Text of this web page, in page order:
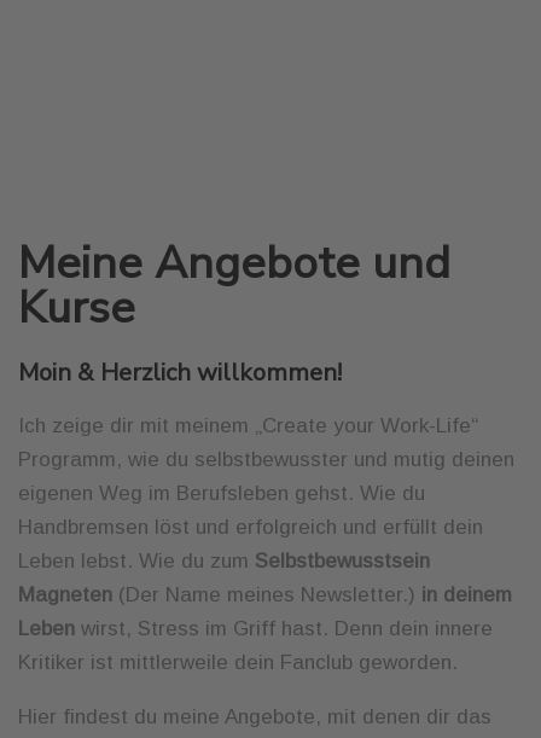
Meine Angebote und
Kurse
Moin & Herzlich willkommen!
Ich zeige dir mit meinem „Create your Work-Life“
Programm, wie du selbstbewusster und mutig deinen
eigenen Weg im Berufsleben gehst. Wie du
Handbremsen löst und erfolgreich und erfüllt dein
Leben lebst. Wie du zum Selbstbewusstsein
Magneten (Der Name meines Newsletter.) in deinem
Leben wirst, Stress im Griff hast. Denn dein innere
Kritiker ist mittlerweile dein Fanclub geworden.
Hier findest du meine Angebote, mit denen dir das